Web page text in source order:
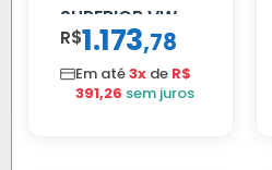
SUPERIOR VW
DELIVERY
R$1.173,78
Em até3x de R$
391,26 sem juros